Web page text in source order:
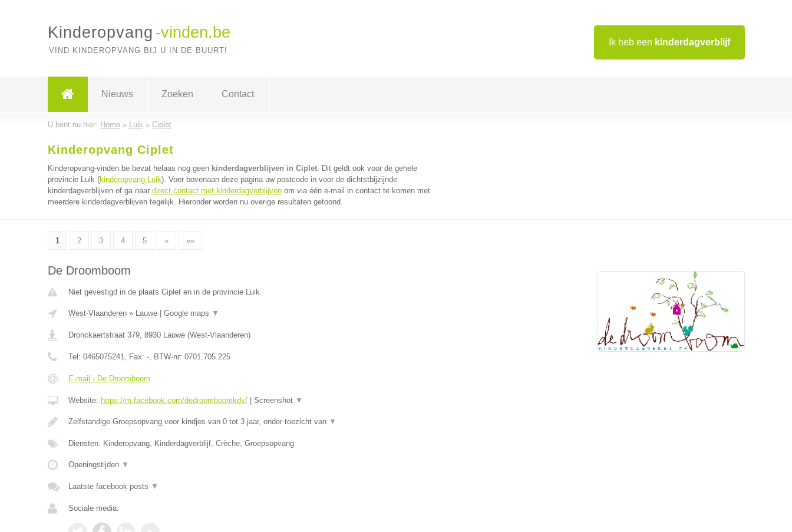
Ik heb een kinderdagverblijf
Kinderopvang -vinden.be
VIND KINDEROPVANG BIJ U IN DE BUURT!
Nieuws Zoeken Contact
U bent nu hier: Home» Luik » Ciplet
Kinderopvang Ciplet
Kinderopvang-vinden.be bevat helaas nog geen kinderdagverblijven in Ciplet. Dit geldt ook voor de gehele
provincie Luik (kinderopvang Luik). Voer bovenaan deze pagina uw postcode in voor de dichtstbijzijnde
kinderdagverblijven of ga naar direct contact met kinderdagverblijvenom via één e-mail in contact te komen met
meerdere kinderdagverblijven tegelijk. Hieronder worden nu overige resultaten getoond.
1 2 3 4 5 » »»
De Droomboom
Niet gevestigd in de plaats Ciplet en in de provincie Luik.
West-Vlaanderen» Lauwe| Google maps ▼
Dronckaertstraat 379, 8930 Lauwe(West-Vlaanderen)
Tel: 0465075241, Fax: -, BTW-nr: 0701.705.225
E-mail › De Droomboom
Website: https://m.facebook.com/dedroomboomkdv/| Screenshot ▼
Zelfstandige Groepsopvang voor kindjes van 0 tot 3 jaar, onder toezicht van ▼
Diensten: Kinderopvang, Kinderdagverblijf, Crèche, Groepsopvang
Openingstijden ▼
Laatste facebook posts ▼
Sociale media: